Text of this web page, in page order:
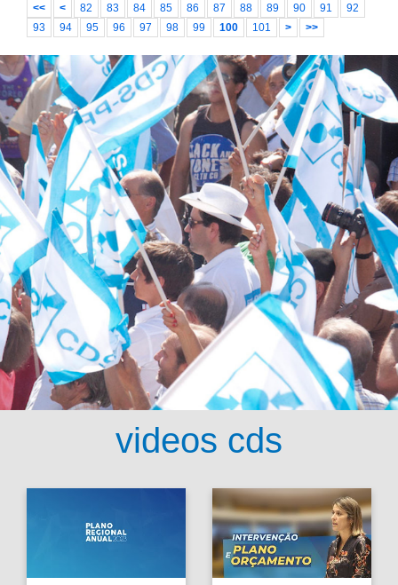
<< < 82 83 84 85 86 87 88 89 90 91
92
93
94 95 96 97 98 99 100 101 > >>
videos cds